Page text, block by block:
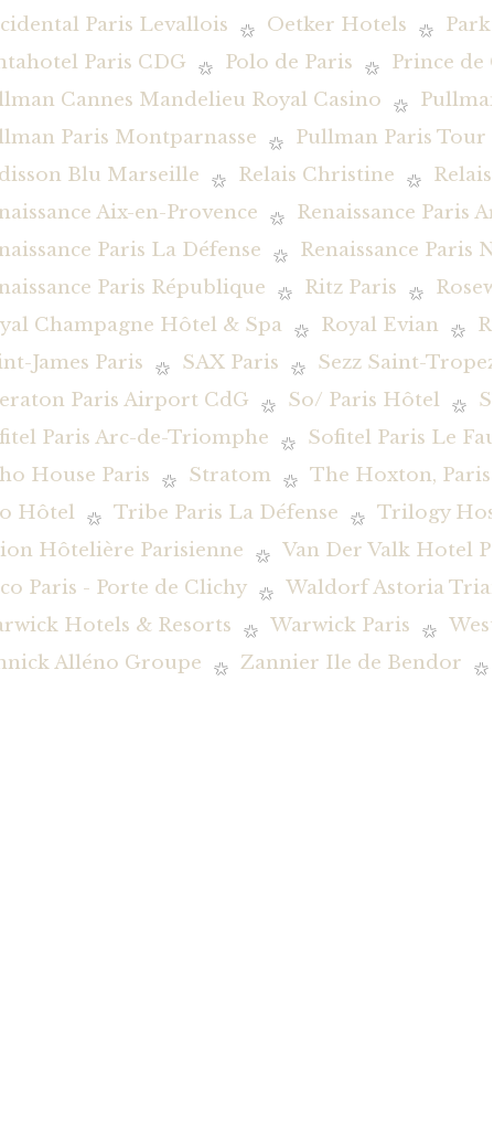
Paris Levallois Oetker Hotels
Paris CDG
Polo de Paris
Prince de
Cannes Mandelieu Royal Casino
Paris Montparnasse
Pullman Paris Tour
Blu Marseille
Relais Christine
Aix-en-Provence
Renaissance Paris
Paris La Défense
Renaissance Paris
Paris République
Ritz Paris
Champagne Hôtel & Spa
Royal Evian
James Paris
SAX Paris
Sezz Saint-
Paris Airport CdG
So/ Paris Hôtel
Paris Arc-de-Triomphe
Sofitel Paris Le
House Paris
Stratom
The Hoxton, Paris
Hôtel
Tribe Paris La Défense
Trilogy
Hôtelière Parisienne
Van Der Valk Hotel
Paris - Porte de Clichy
Waldorf Astoria
Hotels & Resorts
Warwick Paris
Alléno Groupe
Zannier Ile de Bendor